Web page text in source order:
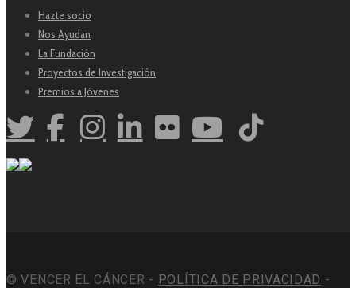
Hazte socio
Nos Ayudan
La Fundación
Proyectos de Investigación
Premios a Jóvenes
© VENCER EL CÁNCER - POLÍTICA DE PRIVACIDAD -